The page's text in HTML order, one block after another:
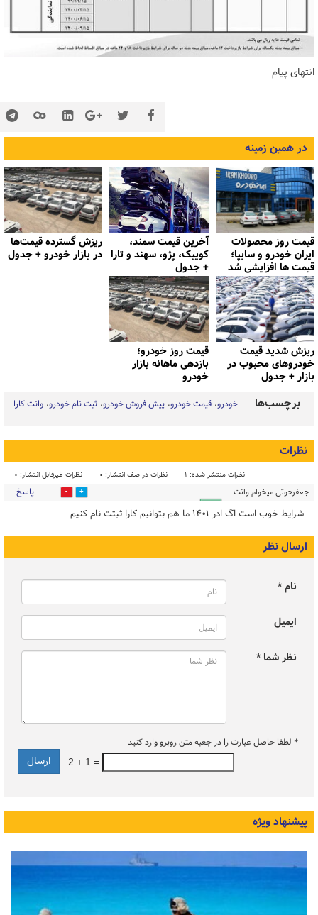
انتهای پیام
در همین زمینه
قیمت روز محصولات
ایران خودرو و سایپا؛
قیمت ها افزایشی شد
آخرین قیمت سمند،
کوییک، پژو، سهند و تارا
+ جدول
ریزش گسترده قیمت‌ها
در بازار خودرو + جدول
ریزش شدید قیمت
خودروهای محبوب در
بازار + جدول
قیمت روز خودرو؛
بازدهی ماهانه بازار
خودرو
برچسب‌ها خودرو قیمت خودرو پیش فروش خودرو ثبت نام خودرو وانت کارا
نظرات
نظرات منتشر شده: 1 نظرات در صف انتشار: 0 نظرات غیرقابل انتشار: 0
جعفرحوتی میخوام وانت
کارا ثبت نام کنم
۱۳:۴۳ - ۱۴۰۱/۰۹/۰۱
0 پاسخ
شرایط خوب است اگ ادر ۱۴۰۱ ما هم بتوانیم کارا ثبتت نام کنیم
ارسال نظر
نام *
ایمیل
نظر شما *
* لطفا حاصل عبارت را در جعبه متن روبرو وارد کنید
2 + 1 =
پیشنهاد ویژه